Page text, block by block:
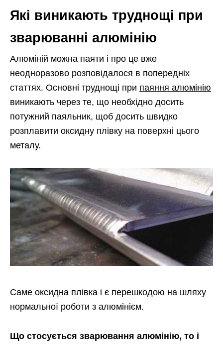
Які виникають труднощі при
зварюванні алюмінію
Алюміній можна паяти і про це вже
неодноразово розповідалося в попередніх
статтях. Основні труднощі при паяння алюмінію
виникають через те, що необхідно досить
потужний паяльник, щоб досить швидко
розплавити оксидну плівку на поверхні цього
металу.
Саме оксидна плівка і є перешкодою на шляху
нормальної роботи з алюмінієм.
Що стосується зварювання алюмінію, то і